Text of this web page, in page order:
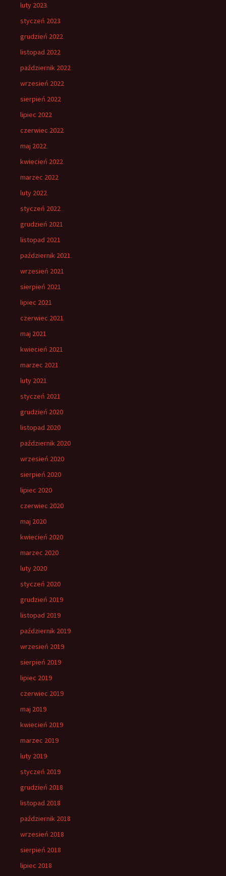
luty 2023
styczeń 2023
grudzień 2022
listopad 2022
październik 2022
wrzesień 2022
sierpień 2022
lipiec 2022
czerwiec 2022
maj 2022
kwiecień 2022
marzec 2022
luty 2022
styczeń 2022
grudzień 2021
listopad 2021
październik 2021
wrzesień 2021
sierpień 2021
lipiec 2021
czerwiec 2021
maj 2021
kwiecień 2021
marzec 2021
luty 2021
styczeń 2021
grudzień 2020
listopad 2020
październik 2020
wrzesień 2020
sierpień 2020
lipiec 2020
czerwiec 2020
maj 2020
kwiecień 2020
marzec 2020
luty 2020
styczeń 2020
grudzień 2019
listopad 2019
październik 2019
wrzesień 2019
sierpień 2019
lipiec 2019
czerwiec 2019
maj 2019
kwiecień 2019
marzec 2019
luty 2019
styczeń 2019
grudzień 2018
listopad 2018
październik 2018
wrzesień 2018
sierpień 2018
lipiec 2018